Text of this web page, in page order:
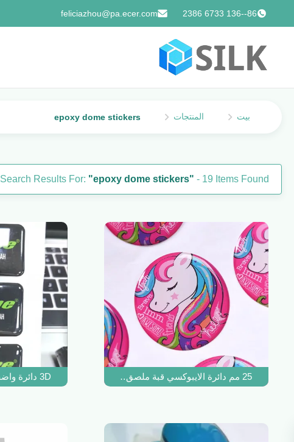
86--136 6733 2386
feliciazhou@pa.ecer.com
بيت المنتجات epoxy dome stickers
Search Results For: "epoxy dome stickers" - 19 Items Found
25 مم دائرة الايبوكسي قبة ملصق الموردين 3d PE PP PVC PET مقاوم للماء 3D دائرة واضحة ملصقات قبة الايبوكسي تسميات PP PVC PET بقيادة